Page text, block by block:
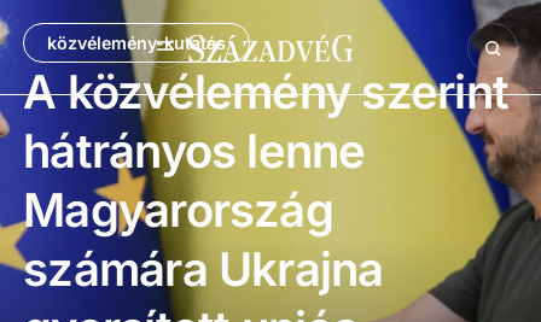
közvélemény-kutatás
A közvélemény szerint
hátrányos lenne
Magyarország
számára Ukrajna